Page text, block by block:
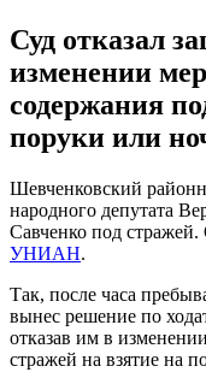
Суд отказал
изменении
содержания
поруки или
Шевченковский
народного депутата
Савченко под
УНИАН.
Так, после часа
вынес решение по
отказав им в
стражей на взятие на